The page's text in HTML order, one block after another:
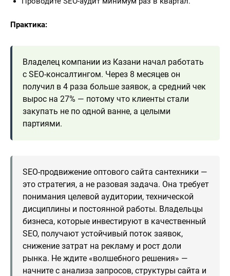
Практика:
Владелец компании из Казани начал работать
с SEO-консалтингом. Через 8 месяцев он
получил в 4 раза больше заявок, а средний чек
вырос на 27% — потому что клиенты стали
закупать не по одной ванне, а целыми
партиями.
SEO-продвижение оптового сайта сантехники —
это стратегия, а не разовая задача. Она требует
понимания целевой аудитории, технической
дисциплины и постоянной работы. Владельцы
бизнеса, которые инвестируют в качественный
SEO, получают устойчивый поток заявок,
снижение затрат на рекламу и рост доли
рынка. Не ждите «волшебного решения» —
начните с анализа запросов, структуры сайта и